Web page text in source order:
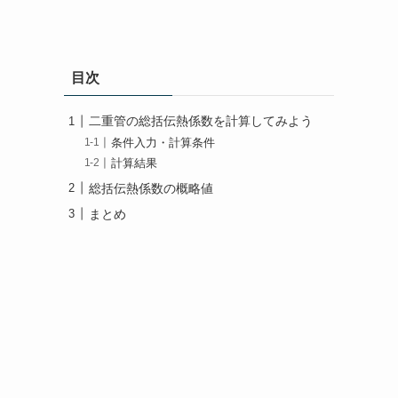
目次
二重管の総括伝熱係数を計算してみよう
条件入力・計算条件
計算結果
総括伝熱係数の概略値
まとめ